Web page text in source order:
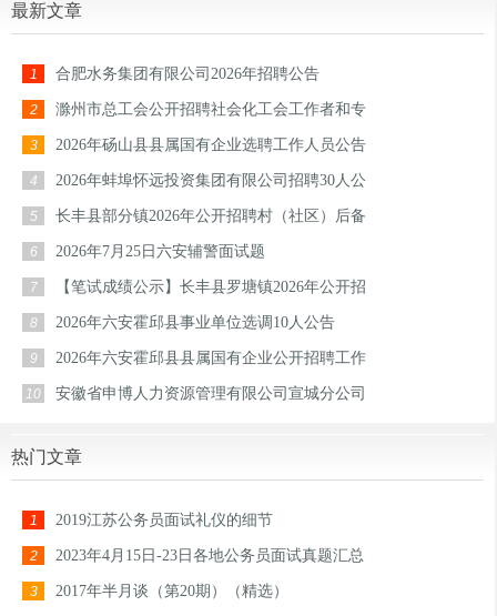
最新文章
1 合肥水务集团有限公司2026年招聘公告
2 滁州市总工会公开招聘社会化工会工作者和专
3 2026年砀山县县属国有企业选聘工作人员公告
4 2026年蚌埠怀远投资集团有限公司招聘30人公
5 长丰县部分镇2026年公开招聘村（社区）后备
6 2026年7月25日六安辅警面试题
7 【笔试成绩公示】长丰县罗塘镇2026年公开招
8 2026年六安霍邱县事业单位选调10人公告
9 2026年六安霍邱县县属国有企业公开招聘工作
10 安徽省申博人力资源管理有限公司宣城分公司
热门文章
1 2019江苏公务员面试礼仪的细节
2 2023年4月15日-23日各地公务员面试真题汇总
3 2017年半月谈（第20期）（精选）